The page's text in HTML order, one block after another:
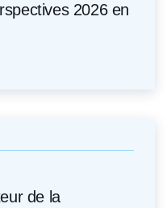
2026 en
de la